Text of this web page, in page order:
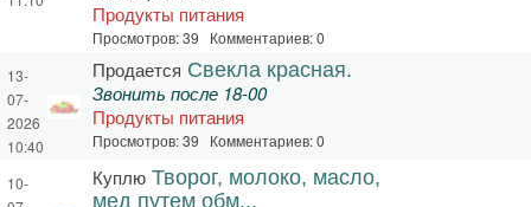
Продукты питания
Просмотров: 39 Комментариев: 0
13-
07-
2026
10:40
Продается Свекла красная.
Звонить после 18-00
Продукты питания
Просмотров: 39 Комментариев: 0
10-
Куплю Творог, молоко, масло,
мед путем обм...